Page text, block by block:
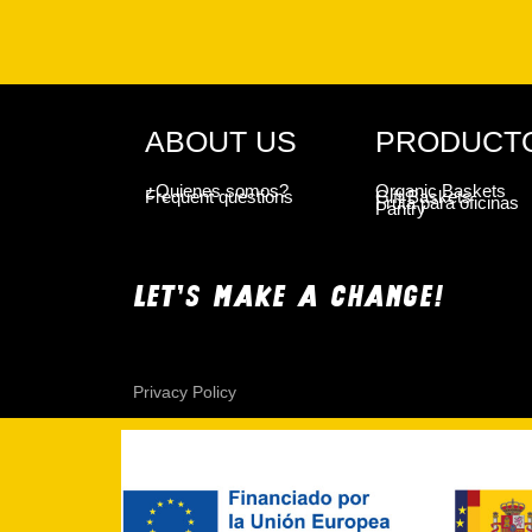
ABOUT US
¿Quienes somos?
Frequent questions Organic Baskets
Gift Baskets
Fruta para oficinas
Pantry
LET'S MAKE A CHANGE!
Privacy Policy